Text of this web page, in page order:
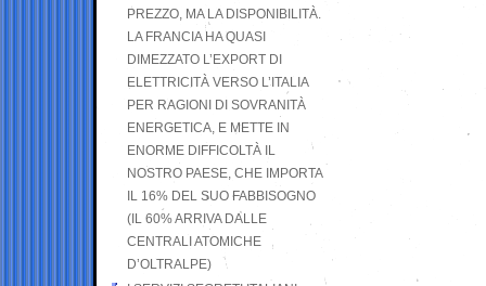
PREZZO, MA LA DISPONIBILITÀ.
LA FRANCIA HA QUASI
DIMEZZATO L’EXPORT DI
ELETTRICITÀ VERSO L’ITALIA
PER RAGIONI DI SOVRANITÀ
ENERGETICA, E METTE IN
ENORME DIFFICOLTÀ IL
NOSTRO PAESE, CHE IMPORTA
IL 16% DEL SUO FABBISOGNO
(IL 60% ARRIVA DALLE
CENTRALI ATOMICHE
D’OLTRALPE)